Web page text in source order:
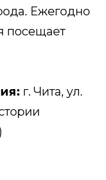
Ежегодно
посещает
г. Чита, ул.